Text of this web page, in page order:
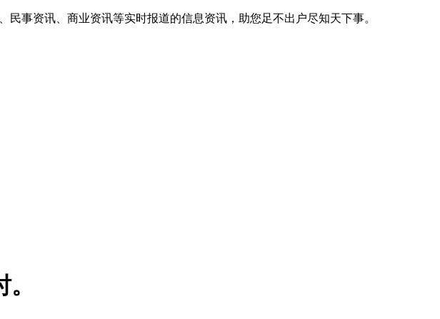
事资讯、商业资讯等实时报道的信息资讯，助您足不出户尽知天下事。